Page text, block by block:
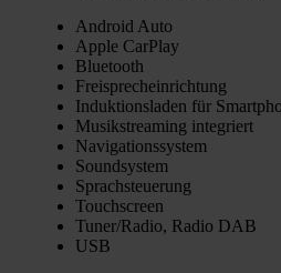
Android Auto
Apple Car­Play
Blue­tooth
Frei­sprech­ein­rich­tung
Induk­ti­ons­la­den für
Musik­strea­ming inte­griert
Navi­ga­ti­ons­sys­tem
Sound­sys­tem
Sprach­steue­rung
Touch­screen
Tuner/Radio, Radio DAB
USB